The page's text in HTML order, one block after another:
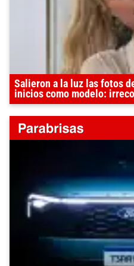
Salieron a la luz las fotos
inicios como modelo: